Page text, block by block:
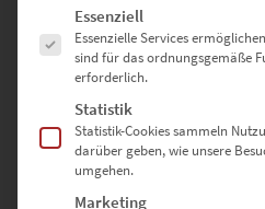
Es folgt eine Liste der Service-
Essenziell
Essenzielle Services
sind für das ordnungsgemäße
erforderlich.
Statistik
Statistik-Cookies sammeln
darüber geben, wie unsere
umgehen.
Marketing